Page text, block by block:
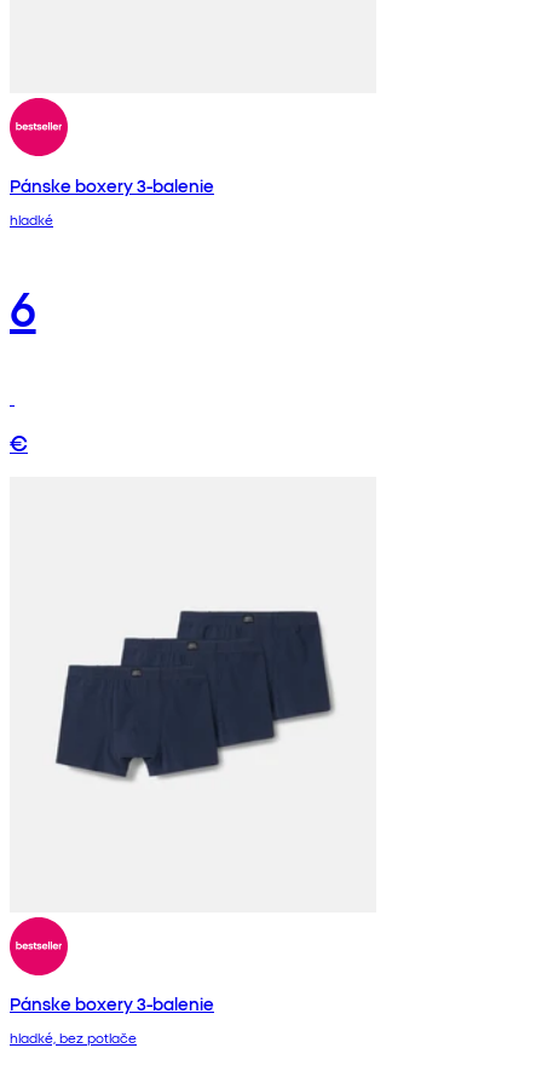
Pánske boxery 3-balenie
hladké
6
€
Pánske boxery 3-balenie
hladké, bez potlače